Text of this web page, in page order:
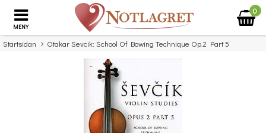
MENY
0
Startsidan Otakar Sevcik: School Of Bowing Technique Op.2 Part 5
Missa inte detta...